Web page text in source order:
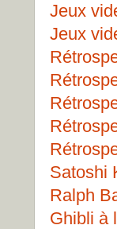
Jeux
Jeux
Satoshi
Ralph
Ghibli à